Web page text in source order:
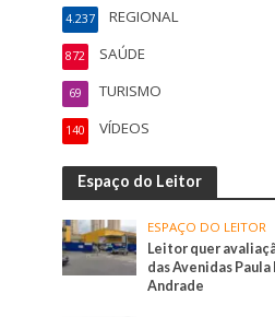
REGIONAL
4.237
SAÚDE
872
TURISMO
69
VÍDEOS
140
Espaço do Leitor
ESPAÇO DO LEITOR
Leitor quer
das Avenidas
Andrade